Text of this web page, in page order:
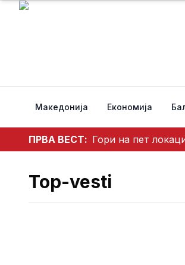
Македонија Економија
ПРВА ВЕСТ: Гори на пет
Top-vesti